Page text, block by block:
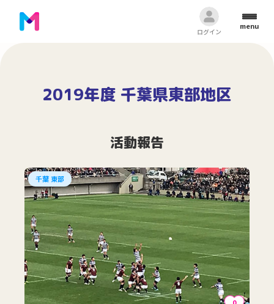
ログイン
menu
2019年度 千葉県東部地区
活動報告
千葉 東部